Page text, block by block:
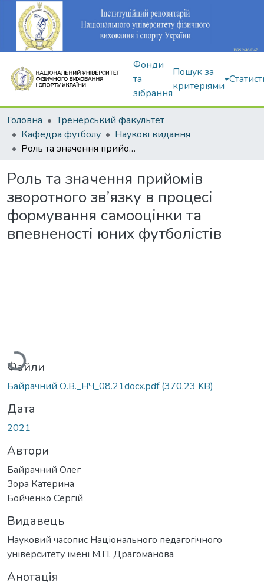
Фонди
та
зібрання
Пошук за
критеріями
Головна
Тренерський факультет
Кафедра футболу
Наукові видання
Роль та значення прийомів зворотного зв’язку в процесі формування самооцінки та впевненості юних футболістів
Роль та значення прийомів
зворотного зв’язку в процесі
формування самооцінки та
впевненості юних футболістів
Вантажиться...
Файли
Байрачний О.В._НЧ_08.21docx.pdf(370,23 KB)
Дата
2021
Автори
Байрачний Олег
Зора Катерина
Бойченко Сергій
Видавець
Науковий часопис Національного педагогічного
університету імені М.П. Драгоманова
Анотація